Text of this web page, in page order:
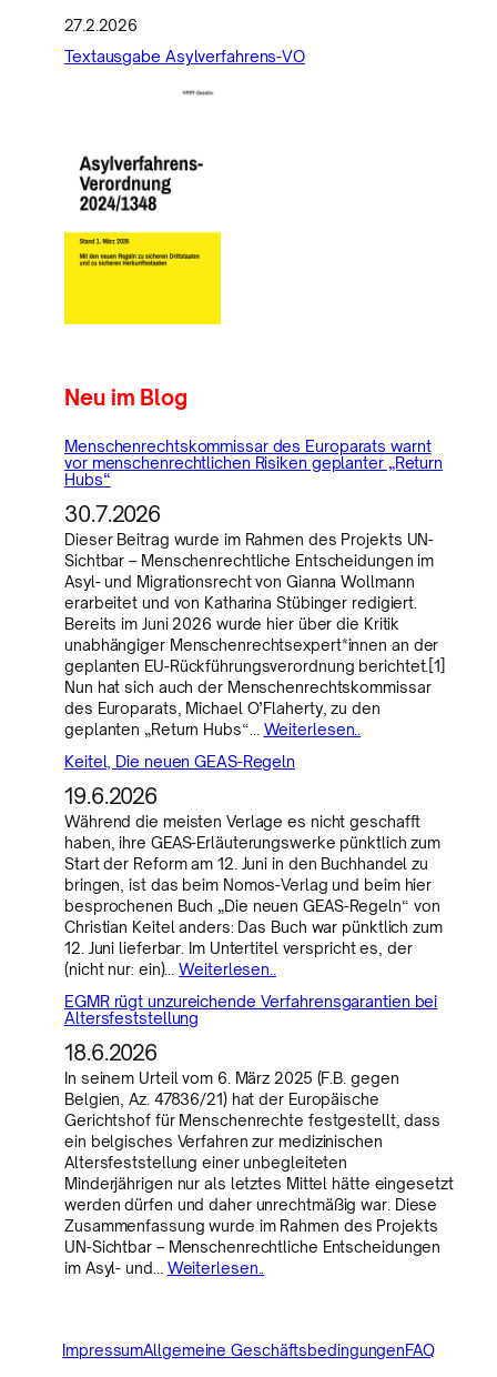
27.2.2026
Textausgabe Asylverfahrens-VO
Neu im Blog
Menschenrechtskommissar des Europarats warnt
vor menschenrechtlichen Risiken geplanter „Return
Hubs“
30.7.2026
Dieser Beitrag wurde im Rahmen des Projekts UN-
Sichtbar – Menschenrechtliche Entscheidungen im
Asyl- und Migrationsrecht von Gianna Wollmann
erarbeitet und von Katharina Stübinger redigiert.
Bereits im Juni 2026 wurde hier über die Kritik
unabhängiger Menschenrechtsexpert*innen an der
geplanten EU-Rückführungsverordnung berichtet.[1]
Nun hat sich auch der Menschenrechtskommissar
des Europarats, Michael O’Flaherty, zu den
geplanten „Return Hubs“… Weiterlesen..
Keitel, Die neuen GEAS-Regeln
19.6.2026
Während die meisten Verlage es nicht geschafft
haben, ihre GEAS-Erläuterungswerke pünktlich zum
Start der Reform am 12. Juni in den Buchhandel zu
bringen, ist das beim Nomos-Verlag und beim hier
besprochenen Buch „Die neuen GEAS-Regeln“ von
Christian Keitel anders: Das Buch war pünktlich zum
12. Juni lieferbar. Im Untertitel verspricht es, der
(nicht nur: ein)…Weiterlesen..
EGMR rügt unzureichende Verfahrensgarantien bei
Altersfeststellung
18.6.2026
In seinem Urteil vom 6. März 2025 (F.B. gegen
Belgien, Az. 47836/21) hat der Europäische
Gerichtshof für Menschenrechte festgestellt, dass
ein belgisches Verfahren zur medizinischen
Altersfeststellung einer unbegleiteten
Minderjährigen nur als letztes Mittel hätte eingesetzt
werden dürfen und daher unrechtmäßig war. Diese
Zusammenfassung wurde im Rahmen des Projekts
UN-Sichtbar – Menschenrechtliche Entscheidungen
im Asyl- und… Weiterlesen..
ImpressumAllgemeine GeschäftsbedingungenFAQ